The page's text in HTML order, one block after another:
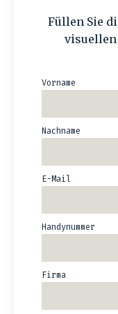
Füllen Sie
Vorname
Nachname
E-Mail
Handynummer
Firma